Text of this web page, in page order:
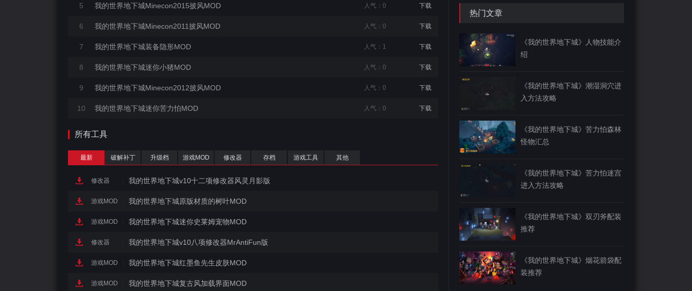
5 我的世界地下城Minecon2015披风MOD 人气：0 下载
6 我的世界地下城Minecon2011披风MOD 人气：0 下载
7 我的世界地下城装备隐形MOD 人气：1 下载
8 我的世界地下城迷你小猪MOD 人气：0 下载
9 我的世界地下城Minecon2012披风MOD 人气：0 下载
10 我的世界地下城迷你苦力怕MOD 人气：0 下载
所有工具
最新 破解补丁 升级档 游戏MOD 修改器 存档 游戏工具 其他
修改器 我的世界地下城v10十二项修改器风灵月影版
更新日期：2021-05-07
游戏MOD 我的世界地下城原版材质的树叶MOD
更新日期：2021-05-07
游戏MOD 我的世界地下城迷你史莱姆宠物MOD
更新日期：2021-05-07
修改器 我的世界地下城v10八项修改器MrAntiFun版
更新日期：2021-05-07
游戏MOD 我的世界地下城红墨鱼先生皮肤MOD
更新日期：2021-05-07
游戏MOD 我的世界地下城复古风加载界面MOD
热门文章
《我的世界地下城》人物技能介
绍
《我的世界地下城》潮湿洞穴进
入方法攻略
《我的世界地下城》苦力怕森林
怪物汇总
《我的世界地下城》苦力怕迷宫
进入方法攻略
《我的世界地下城》双刃斧配装
推荐
《我的世界地下城》烟花箭袋配
装推荐